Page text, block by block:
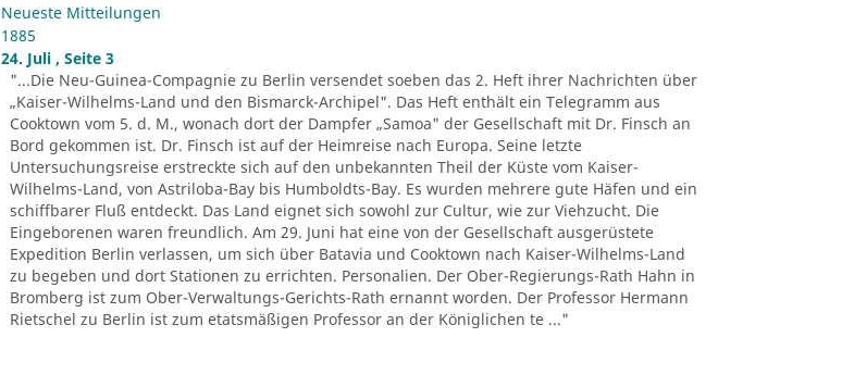
Neueste Mitteilungen
1885
24. Juli , Seite 3
"...Die Neu-Guinea-Compagnie zu Berlin versendet soeben das 2. Heft ihrer Nachrichten über
„Kaiser-Wilhelms-Land und den Bismarck-Archipel". Das Heft enthält ein Telegramm aus
Cooktown vom 5. d. M., wonach dort der Dampfer „Samoa" der Gesellschaft mit Dr. Finsch an
Bord gekommen ist. Dr. Finsch ist auf der Heimreise nach Europa. Seine letzte
Untersuchungsreise erstreckte sich auf den unbekannten Theil der Küste vom Kaiser-
Wilhelms-Land, von Astriloba-Bay bis Humboldts-Bay. Es wurden mehrere gute Häfen und ein
schiffbarer Fluß entdeckt. Das Land eignet sich sowohl zur Cultur, wie zur Viehzucht. Die
Eingeborenen waren freundlich. Am 29. Juni hat eine von der Gesellschaft ausgerüstete
Expedition Berlin verlassen, um sich über Batavia und Cooktown nach Kaiser-Wilhelms-Land
zu begeben und dort Stationen zu errichten. Personalien. Der Ober-Regierungs-Rath Hahn in
Bromberg ist zum Ober-Verwaltungs-Gerichts-Rath ernannt worden. Der Professor Hermann
Rietschel zu Berlin ist zum etatsmäßigen Professor an der Königlichen te ..."